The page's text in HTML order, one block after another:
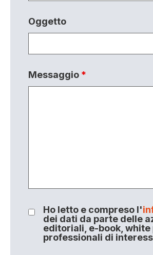
Oggetto
Messaggio *
Ho letto e compreso l'
dei dati da parte delle
editoriali, e-book,
professionali di